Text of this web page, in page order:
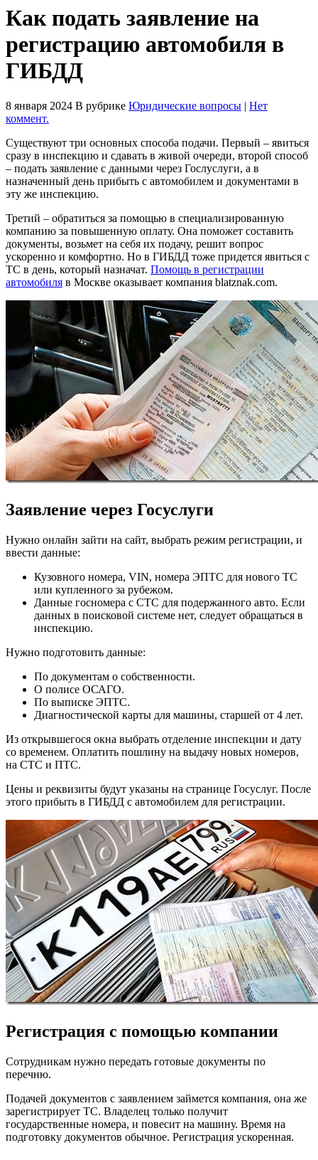
Как подать заявление на
регистрацию автомобиля в
ГИБДД
8 января 2024 В рубрике Юридические вопросы | Нет
коммент.
Существуют три основных способа подачи. Первый – явиться
сразу в инспекцию и сдавать в живой очереди, второй способ
– подать заявление с данными через Гослуслуги, а в
назначенный день прибыть с автомобилем и документами в
эту же инспекцию.
Третий – обратиться за помощью в специализированную
компанию за повышенную оплату. Она поможет составить
документы, возьмет на себя их подачу, решит вопрос
ускоренно и комфортно. Но в ГИБДД тоже придется явиться с
ТС в день, который назначат. Помощь в регистрации
автомобиля в Москве оказывает компания blatznak.com.
Заявление через Госуслуги
Нужно онлайн зайти на сайт, выбрать режим регистрации, и
ввести данные:
Кузовного номера, VIN, номера ЭПТС для нового ТС
или купленного за рубежом.
Данные госномера с СТС для подержанного авто. Если
данных в поисковой системе нет, следует обращаться в
инспекцию.
Нужно подготовить данные:
По документам о собственности.
О полисе ОСАГО.
По выписке ЭПТС.
Диагностической карты для машины, старшей от 4 лет.
Из открывшегося окна выбрать отделение инспекции и дату
со временем. Оплатить пошлину на выдачу новых номеров,
на СТС и ПТС.
Цены и реквизиты будут указаны на странице Госуслуг. После
этого прибыть в ГИБДД с автомобилем для регистрации.
Регистрация с помощью компании
Сотрудникам нужно передать готовые документы по
перечню.
Подачей документов с заявлением займется компания, она же
зарегистрирует ТС. Владелец только получит
государственные номера, и повесит на машину. Время на
подготовку документов обычное. Регистрация ускоренная.